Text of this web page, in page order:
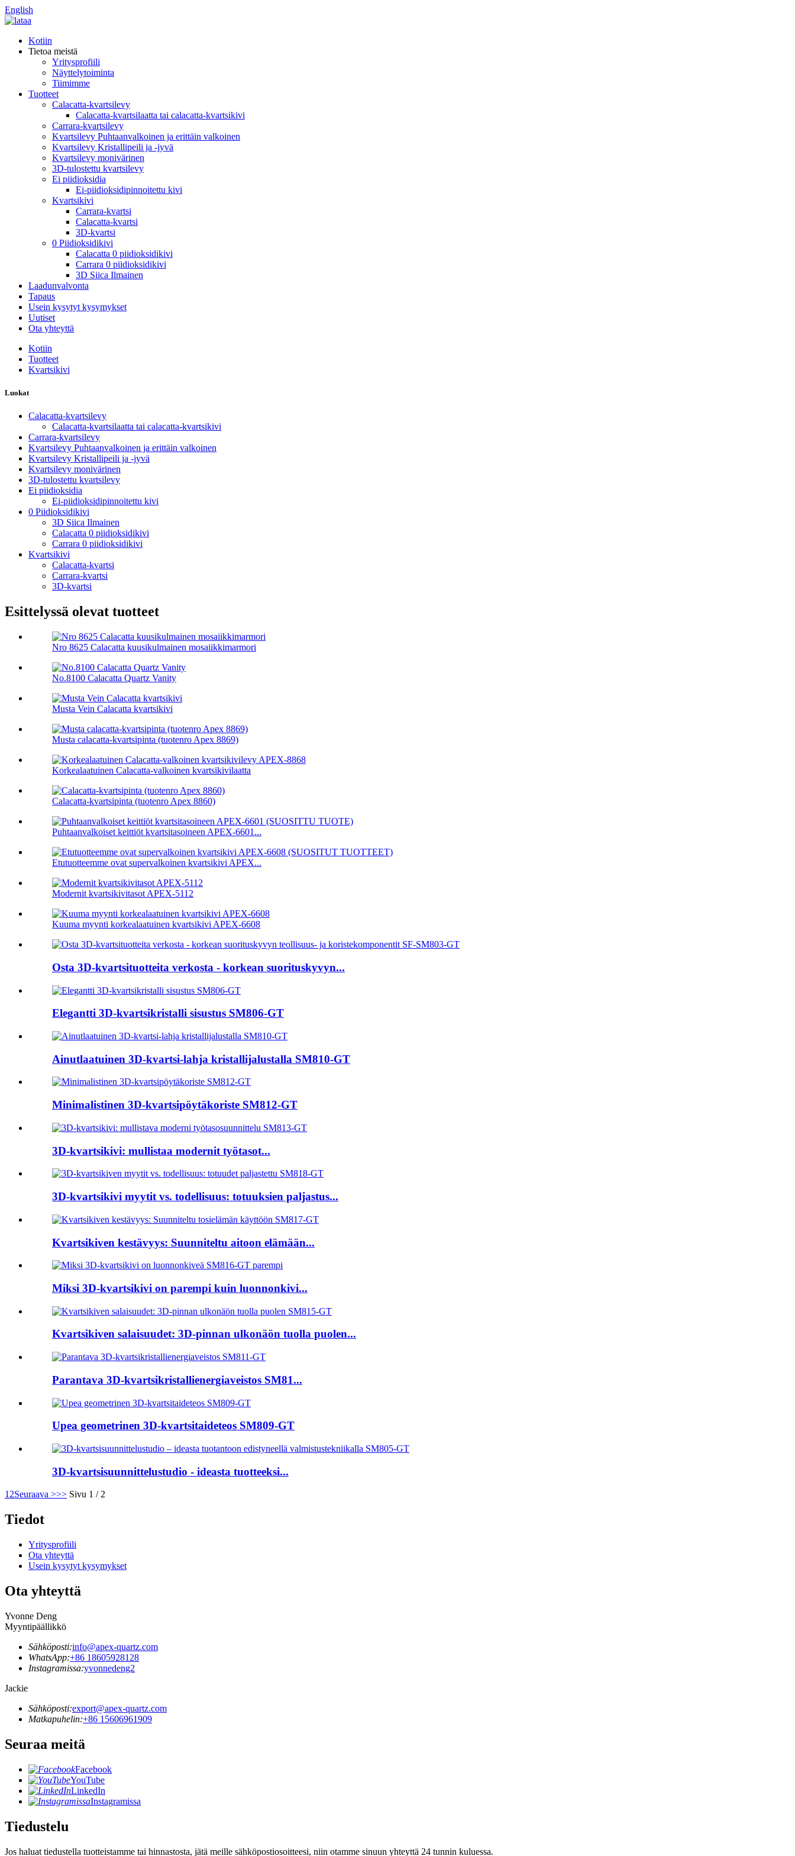
English
Kotiin
Tietoa meistä
Yritysprofiili
Näyttelytoiminta
Tiimimme
Tuotteet
Calacatta-kvartsilevy
Calacatta-kvartsilaatta tai calacatta-kvartsikivi
Carrara-kvartsilevy
Kvartsilevy Puhtaanvalkoinen ja erittäin valkoinen
Kvartsilevy Kristallipeili ja -jyvä
Kvartsilevy monivärinen
3D-tulostettu kvartsilevy
Ei piidioksidia
Ei-piidioksidipinnoitettu kivi
Kvartsikivi
Carrara-kvartsi
Calacatta-kvartsi
3D-kvartsi
0 Piidioksidikivi
Calacatta 0 piidioksidikivi
Carrara 0 piidioksidikivi
3D Siica Ilmainen
Laadunvalvonta
Tapaus
Usein kysytyt kysymykset
Uutiset
Ota yhteyttä
Kotiin
Tuotteet
Kvartsikivi
Luokat
Calacatta-kvartsilevy
Calacatta-kvartsilaatta tai calacatta-kvartsikivi
Carrara-kvartsilevy
Kvartsilevy Puhtaanvalkoinen ja erittäin valkoinen
Kvartsilevy Kristallipeili ja -jyvä
Kvartsilevy monivärinen
3D-tulostettu kvartsilevy
Ei piidioksidia
Ei-piidioksidipinnoitettu kivi
0 Piidioksidikivi
3D Siica Ilmainen
Calacatta 0 piidioksidikivi
Carrara 0 piidioksidikivi
Kvartsikivi
Calacatta-kvartsi
Carrara-kvartsi
3D-kvartsi
Esittelyssä olevat tuotteet
Nro 8625 Calacatta kuusikulmainen mosaiikkimarmori
No.8100 Calacatta Quartz Vanity
Musta Vein Calacatta kvartsikivi
Musta calacatta-kvartsipinta (tuotenro Apex 8869)
Korkealaatuinen Calacatta-valkoinen kvartsikivilaatta
Calacatta-kvartsipinta (tuotenro Apex 8860)
Puhtaanvalkoiset keittiöt kvartsitasoineen APEX-6601...
Etutuotteemme ovat supervalkoinen kvartsikivi APEX...
Modernit kvartsikivitasot APEX-5112
Kuuma myynti korkealaatuinen kvartsikivi APEX-6608
Osta 3D-kvartsituotteita verkosta - korkean suorituskyvyn...
Elegantti 3D-kvartsikristalli sisustus SM806-GT
Ainutlaatuinen 3D-kvartsi-lahja kristallijalustalla SM810-GT
Minimalistinen 3D-kvartsipöytäkoriste SM812-GT
3D-kvartsikivi: mullistaa modernit työtasot...
3D-kvartsikivi myytit vs. todellisuus: totuuksien paljastus...
Kvartsikiven kestävyys: Suunniteltu aitoon elämään...
Miksi 3D-kvartsikivi on parempi kuin luonnonkivi...
Kvartsikiven salaisuudet: 3D-pinnan ulkonäön tuolla puolen...
Parantava 3D-kvartsikristallienergiaveistos SM81...
Upea geometrinen 3D-kvartsitaideteos SM809-GT
3D-kvartsisuunnittelustudio - ideasta tuotteeksi...
12Seuraava >>> Sivu 1 / 2
Tiedot
Yritysprofiili
Ota yhteyttä
Usein kysytyt kysymykset
Ota yhteyttä
Yvonne Deng
Myyntipäällikkö
Sähköposti:info@apex-quartz.com
WhatsApp:+86 18605928128
Instagramissa:yvonnedeng2
Jackie
Sähköposti:export@apex-quartz.com
Matkapuhelin:+86 15606961909
Seuraa meitä
Facebook
YouTube
LinkedIn
Instagramissa
Tiedustelu
Jos haluat tiedustella tuotteistamme tai hinnastosta, jätä meille sähköpostiosoitteesi, niin otamme sinuun yhteyttä 24 tunnin kuluessa.